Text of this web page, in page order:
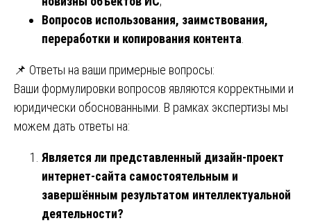
Вопросов использования, заимствования,
переработки и копирования контента
📌 Ответы на ваши примерные вопросы:
Ваши формулировки вопросов являются корректными и
юридически обоснованными. В рамках экспертизы мы
можем дать ответы на:
Является ли представленный дизайн-проект
интернет-сайта самостоятельным и
завершённым результатом интеллектуальной
деятельности?